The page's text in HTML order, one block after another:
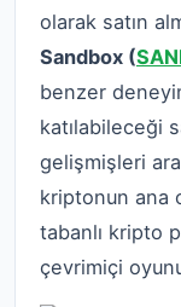
olarak satın
Sandbox (
benzer
katılabileceği
gelişmişleri
kriptonun ana
tabanlı kripto
çevrimiçi